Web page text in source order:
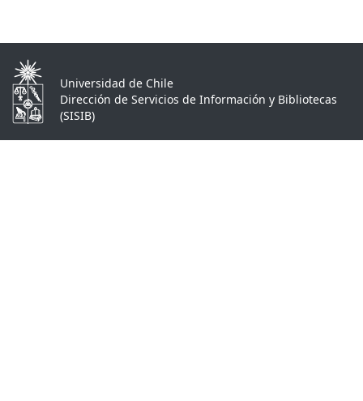
Universidad de Chile
Dirección de Servicios de Información y Bibliotecas
(SISIB)